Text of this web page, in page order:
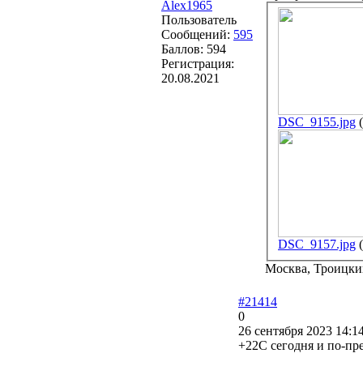
Alex1965
Пользователь
Сообщений: 595
Баллов: 594
Регистрация:
20.08.2021
DSC_9155.jpg
DSC_9157.jpg
Москва,
#21414
0
26 сентября 2023
+22C